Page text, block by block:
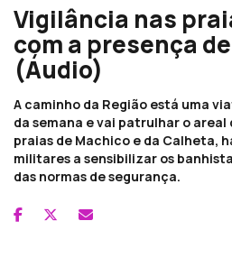
Vigilância nas
com a presença
(Áudio)
A caminho da Região está uma
da semana e vai patrulhar o areal
praias de Machico e da Calheta,
militares a sensibilizar os
das normas de segurança.